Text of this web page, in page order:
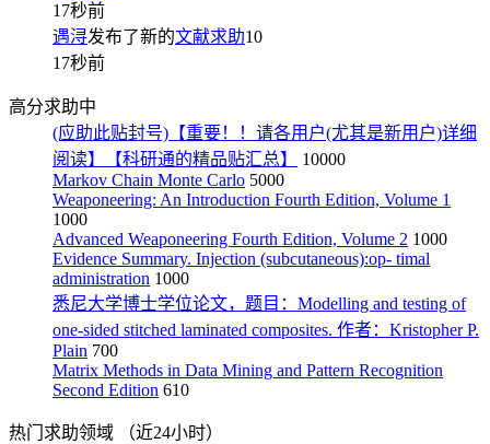
17秒前
遇浔发布了新的文献求助10
17秒前
高分求助中
(应助此贴封号)【重要！！请各用户(尤其是新用户)详细
阅读】【科研通的精品贴汇总】
10000
Markov Chain Monte Carlo 5000
Weaponeering: An Introduction Fourth Edition, Volume 1
1000
Advanced Weaponeering Fourth Edition, Volume 2 1000
Evidence Summary. Injection (subcutaneous):op- timal
administration 1000
悉尼大学博士学位论文，题目：Modelling and testing of
one-sided stitched laminated composites. 作者：Kristopher P.
Plain 700
Matrix Methods in Data Mining and Pattern Recognition
Second Edition 610
热门求助领域
（近24小时）